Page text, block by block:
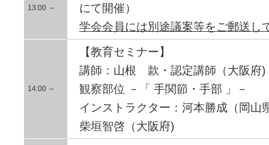
13:00 ～
にて開催）
学会会員には別途議案等をご郵送し
14:00 ～
【教育セミナー】
講師：山根 款・認定講師（大阪府)
観察部位 －「 手関節・手部 」－
インストラクター：河本勝成（岡山
柴垣智啓（大阪府)